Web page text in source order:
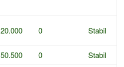
20.000 0 Stabil
50.500 0
Stabil